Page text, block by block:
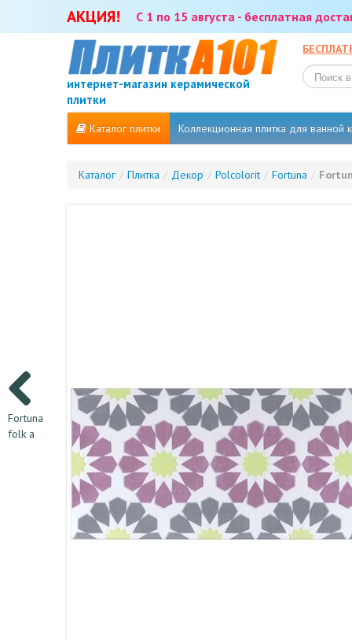
АКЦИЯ! С 1 по 15 августа - бесплатная
интернет-магазин керамической
плитки
Каталог плитки Коллекционная плитка для ванной
Каталог / Плитка / Декор / Polcolorit / Fortuna /
Fortuna
folk a